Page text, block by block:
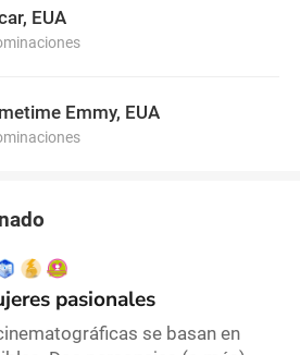
incluyendo un Emmy,
EUA
Emmy, EUA
pasionales
se basan en